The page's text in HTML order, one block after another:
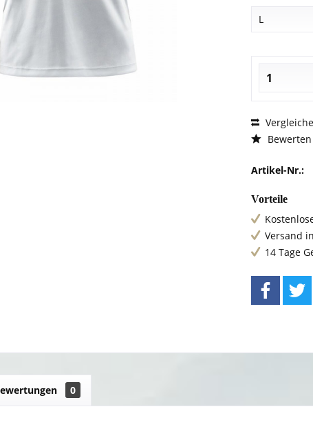
Bewerten
Artikel-Nr.:
Vorteile
Versand
14 Tage
0